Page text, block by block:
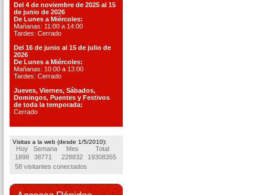
Del 4 de noviembre de 2025 al 15
de junio de 2026
De Lunes a Miércoles:
Mañanas: 11:00 a 14:00
Tardes: Cerrado
Del 16 de junio al 15 de julio de
2026
De Lunes a Miércoles:
Mañanas: 10:00 a 13:00
Tardes: Cerrado
Jueves, Viernes, Sábados,
Domingos, Puentes y Festivos
de toda la temporada:
Cerrado
Visitas a la web (desde 1/5/2010):
Hoy Semana Mes
Total
1898
38771 228832
19308355
58 visitantes conectados